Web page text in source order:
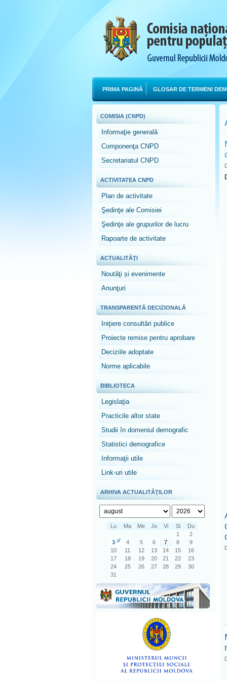
PRIMA PAGINĂ GLOSAR DE TERMENI
COMISIA (CNPD)
Informaţie generală
Componenţa CNPD
Secretariatul CNPD
ACTIVITATEA CNPD
Plan de activitate
Şedinţe ale Comisiei
Şedinţe ale grupurilor de lucru
Rapoarte de activitate
ACTUALITĂŢI
Noutăţi și evenimente
Anunţuri
TRANSPARENTĂ DECIZIONALĂ
Iniţiere consultări publice
Proiecte remise pentru aprobare
Deciziile adoptate
Norme aplicabile
BIBLIOTECA
Legislaţia
Practicile altor state
Studii în domeniul demografic
Statistici demografice
Informaţii utile
Link-uri utile
ARHIVA ACTUALITĂŢILOR
Lu Ma Me Jo Vi Si
Du
1
2
3
4 5 6 7 8
9
10
11 12 13 14 15
16
17
18 19 20 21 22
23
24
25 26 27 28 29
30
31